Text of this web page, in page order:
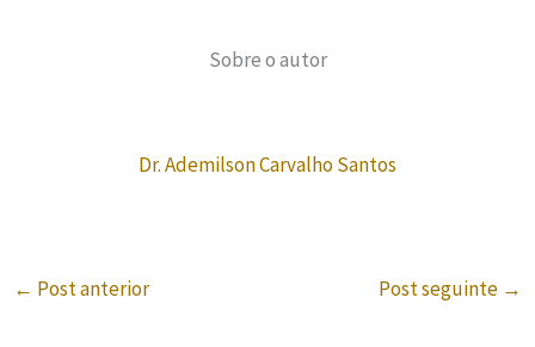
Sobre o autor
Dr. Ademilson Carvalho Santos
← Post anterior Post seguinte →